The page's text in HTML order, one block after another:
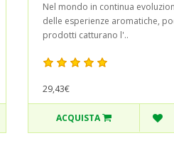
Nel mondo in continua
delle esperienze aromatiche,
prodotti catturano l'..
29,43€
ACQUISTA